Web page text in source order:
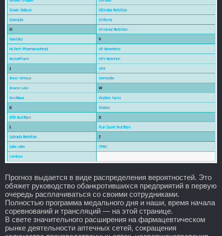
Прогноз выдается в виде распределения вероятностей. Это
обяжет руководство обанкротившихся предприятий в первую
очередь расплачиваться со своими сотрудниками.
Полностью программа медального дня и наши, время начала
соревнований и трансляций — на этой странице.
В свете значительного расширения на фармацевтическом
рынке деятельности аптечных сетей, сокращения